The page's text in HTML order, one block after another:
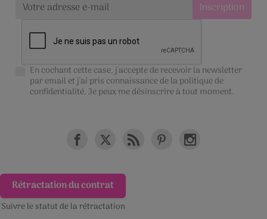
En cochant cette case, j'accepte de recevoir la newsletter
par email et j'ai pris connaissance de lapolitique de
confidentialité. Je peux me désinscrire à tout moment.
Rétractation du contrat
Suivre le statut de la rétractation